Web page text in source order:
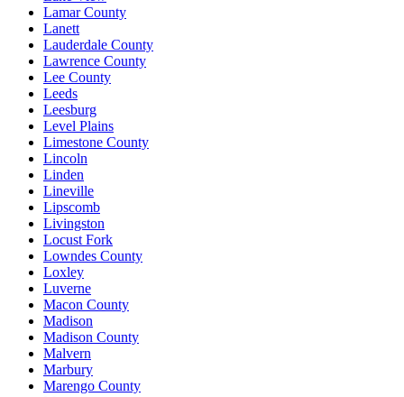
Lamar County
Lanett
Lauderdale County
Lawrence County
Lee County
Leeds
Leesburg
Level Plains
Limestone County
Lincoln
Linden
Lineville
Lipscomb
Livingston
Locust Fork
Lowndes County
Loxley
Luverne
Macon County
Madison
Madison County
Malvern
Marbury
Marengo County